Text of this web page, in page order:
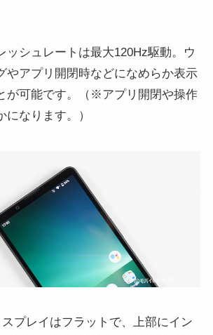
ッシュレートは最大120Hz駆動。ウ
やアプリ開閉時などになめらか表示
が可能です。（※アプリ開閉や操作
なります。）
プレイはフラットで、上部にイン